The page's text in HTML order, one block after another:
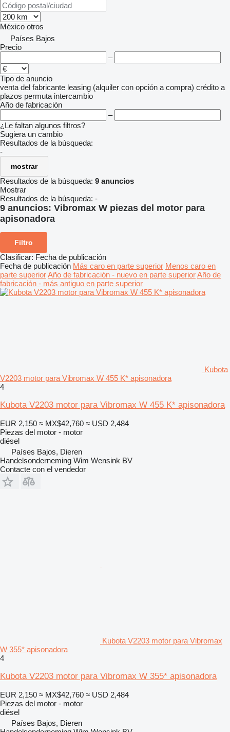
México otros
Países Bajos
Precio
–
Tipo de anuncio
venta del fabricante leasing (alquiler con opción a compra) crédito a
plazos permuta intercambio
Año de fabricación
–
¿Le faltan algunos filtros?
Sugiera un cambio
Resultados de la búsqueda:
-
mostrar
Resultados de la búsqueda: 9 anuncios
Mostrar
Resultados de la búsqueda: -
9 anuncios: Vibromax W piezas del motor para
apisonadora
Filtro
Clasificar: Fecha de publicación
Fecha de publicación Más caro en parte superior Menos caro en
parte superiorAño de fabricación - nuevo en parte superiorAño de
fabricación - más antiguo en parte superior
Kubota
V2203 motor para Vibromax W 455 K* apisonadora
4
Kubota V2203 motor para Vibromax W 455 K* apisonadora
EUR 2,150 ≈ MX$42,760 ≈ USD 2,484
Piezas del motor - motor
diésel
Países Bajos, Dieren
Handelsonderneming Wim Wensink BV
Contacte con el vendedor
Kubota V2203 motor para Vibromax
W 355* apisonadora
4
Kubota V2203 motor para Vibromax W 355* apisonadora
EUR 2,150 ≈ MX$42,760 ≈ USD 2,484
Piezas del motor - motor
diésel
Países Bajos, Dieren